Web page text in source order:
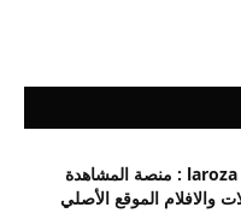
رابط موقع لاروزا laroza : منصة المشاهدة
والافلام الموقع الأصلي